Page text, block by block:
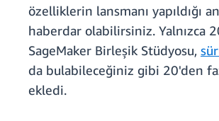
özelliklerin lansmanı yapıldığı
haberdar olabilirsiniz. Yalnızca
SageMaker Birleşik Stüdyosu,
da bulabileceğiniz gibi 20'den
ekledi.